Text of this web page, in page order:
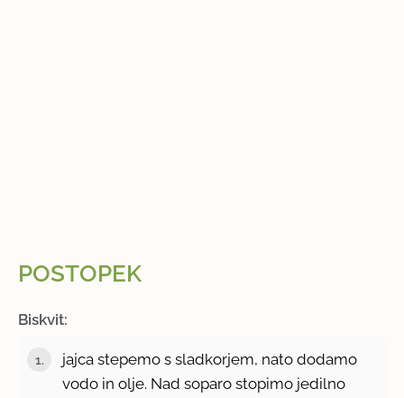
POSTOPEK
Biskvit:
jajca stepemo s sladkorjem, nato dodamo
vodo in olje. Nad soparo stopimo jedilno